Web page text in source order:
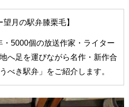
望月の駅弁膝栗毛】
・5000個の放送作家・ライター
へ足を運びながら名作・新作合
べき駅弁」をご紹介します。